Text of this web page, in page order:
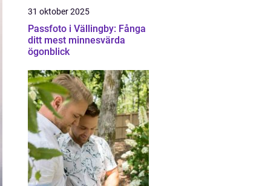
31 oktober 2025
Passfoto i Vällingby: Fånga
ditt mest minnesvärda
ögonblick